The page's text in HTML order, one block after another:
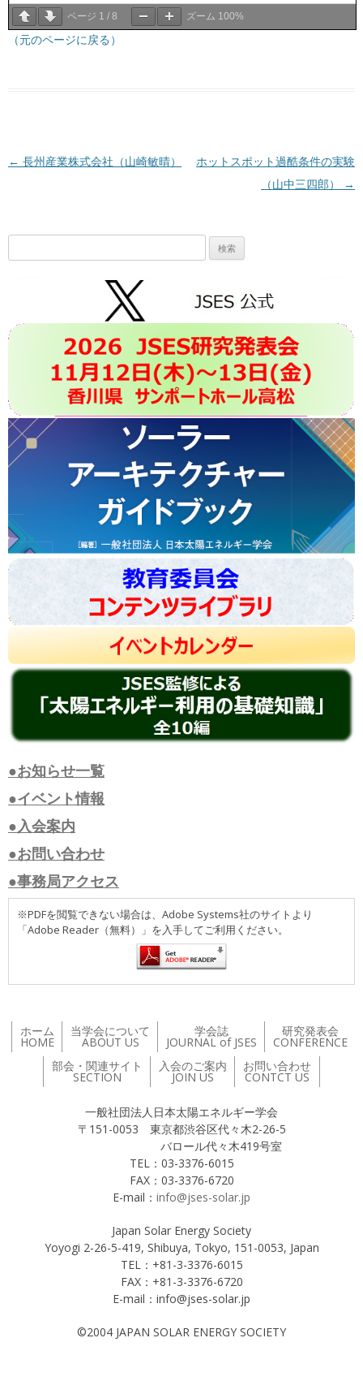
ページ 1 / 8 ズーム 100%
（元のページに戻る）
投稿ナビゲーション
← 長州産業株式会社（山崎敏晴）
ホットスポット過酷条件の実験
（山中三四郎）
→
索:
●お知らせ一覧
●イベント情報
●入会案内
●お問い合わせ
●事務局アクセス
※PDFを閲覧できない場合は、Adobe Systems社のサイトより
「Adobe Reader（無料）」を入手してご利用ください。
ホーム
HOME
当学会について
ABOUT US
学会誌
JOURNAL of JSES
研究発表会
CONFERENCE
部会・関連サイト
SECTION
入会のご案内
JOIN US
お問い合わせ
CONTCT US
一般社団法人日本太陽エネルギー学会
〒151-0053 東京都渋谷区代々木2-26-5
バロール代々木419号室
TEL：03-3376-6015
FAX：03-3376-6720
E-mail： info@jses-solar.jp
Japan Solar Energy Society
Yoyogi 2-26-5-419, Shibuya, Tokyo, 151-0053, Japan
TEL：+81-3-3376-6015
FAX：+81-3-3376-6720
E-mail：info@jses-solar.jp
©2004 JAPAN SOLAR ENERGY SOCIETY